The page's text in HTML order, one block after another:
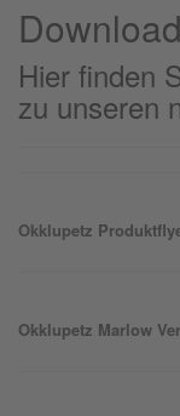
Hier finden
zu unseren
Okklupetz
Okklupetz Marlow